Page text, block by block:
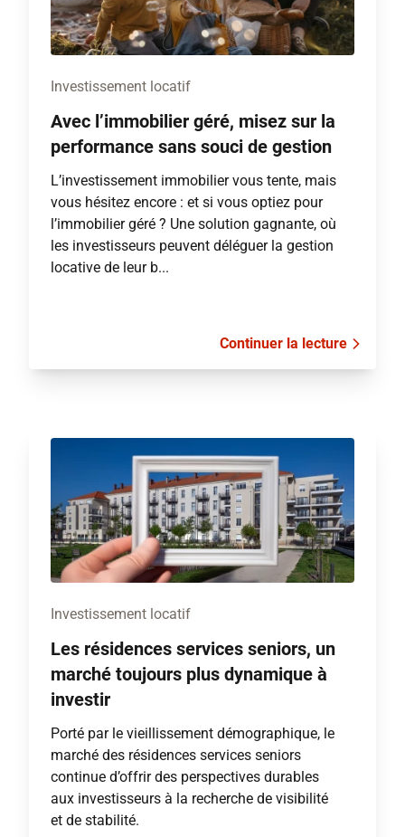
Investissement locatif
Avec l’immobilier géré, misez sur la
performance sans souci de gestion
L’investissement immobilier vous tente, mais
vous hésitez encore : et si vous optiez pour
l’immobilier géré ? Une solution gagnante, où
les investisseurs peuvent déléguer la gestion
locative de leur b...
Continuer la lecture
Investissement locatif
Les résidences services seniors, un
marché toujours plus dynamique à
investir
Porté par le vieillissement démographique, le
marché des résidences services seniors
continue d’offrir des perspectives durables
aux investisseurs à la recherche de visibilité
et de stabilité.